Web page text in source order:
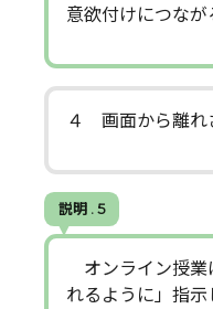
意欲付けにつなが
４ 画面から離れ
説明 . 5
オンライン授業
れるように」指示